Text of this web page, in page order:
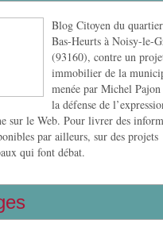
Blog Citoyen du
Bas-Heurts à Noisy-le-
(93160), contre un
immobilier de la
menée par Michel
la défense de
sur le Web. Pour livrer des
par ailleurs, sur des projets
qui font débat.